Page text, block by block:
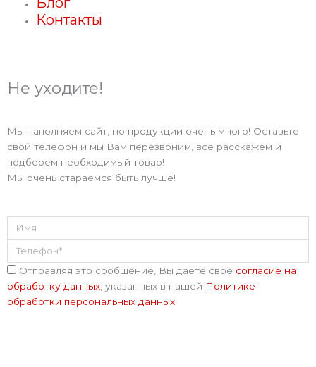
Контакты
a
m
Не уходите!
Мы наполняем сайт, но продукции очень много! Оставьте
свой телефон и мы Вам перезвоним, всё расскажем и
подберем необходимый товар!
Мы очень стараемся быть лучше!
Имя
Телефон
Соглашение
Отправляя это сообщение, Вы даете свое согласие на
обработку данных , указанных в нашей Политике
обработки персональных данных